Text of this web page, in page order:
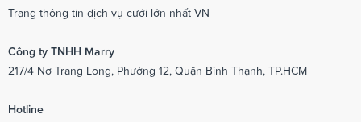
Trang thông tin dịch vụ cưới lớn nhất VN
Công ty TNHH Marry
217/4 Nơ Trang Long, Phường 12, Quận Bình Thạnh, TP.HCM
Hotline